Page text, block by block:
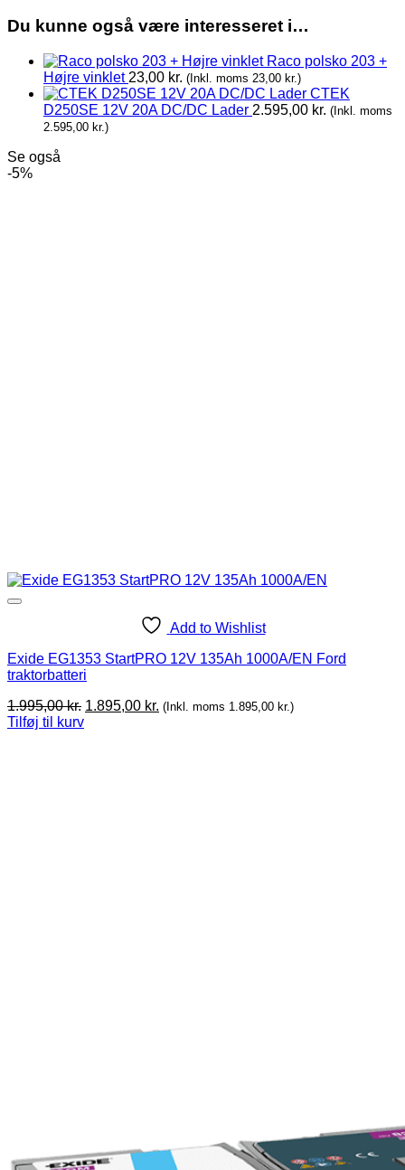
Du kunne også være interesseret i…
Raco polsko 203 +
Højre vinklet 23,00 kr. (Inkl. moms 23,00 kr.)
CTEK
D250SE 12V 20A DC/DC Lader 2.595,00 kr. (Inkl. moms
2.595,00 kr.)
Se også
-5%
Add to Wishlist
Exide EG1353 StartPRO 12V 135Ah 1000A/EN Ford
traktorbatteri
1.995,00kr. Original
1.895,00 kr. Current
(Inkl. moms 1.895,00 kr.)
Tilføj til kurv